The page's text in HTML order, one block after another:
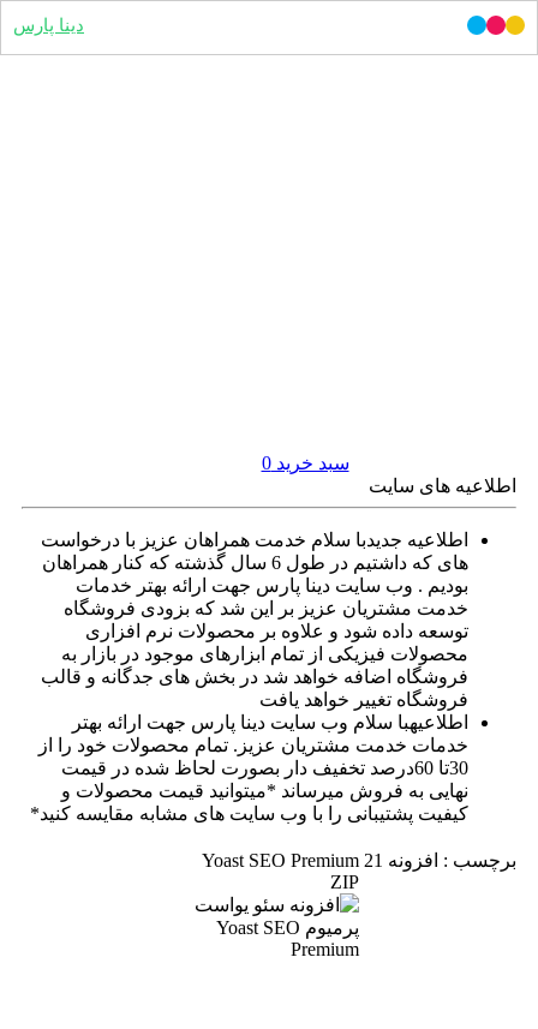
سبد خرید0
دینا پارس
اطلاعیه های سایت
اطلاعیه جدیدبا سلام خدمت همراهان عزیز با درخواست
های که داشتیم در طول 6 سال گذشته که کنار همراهان
بودیم . وب سایت دینا پارس جهت ارائه بهتر خدمات
خدمت مشتریان عزیز بر این شد که بزودی فروشگاه
توسعه داده شود و علاوه بر محصولات نرم افزاری
محصولات فیزیکی از تمام ابزارهای موجود در بازار به
فروشگاه اضافه خواهد شد در بخش های جدگانه و قالب
فروشگاه تغییر خواهد یافت
اطلاعیهبا سلام وب سایت دینا پارس جهت ارائه بهتر
خدمات خدمت مشتریان عزیز. تمام محصولات خود را از
30تا 60درصد تخفیف دار بصورت لحاظ شده در قیمت
نهایی به فروش میرساند *میتوانید قیمت محصولات و
کیفیت پشتیبانی را با وب سایت های مشابه مقایسه کنید*
برچسب : افزونه Yoast SEO Premium 21
ZIP